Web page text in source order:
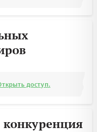
доступ.
конкуренция